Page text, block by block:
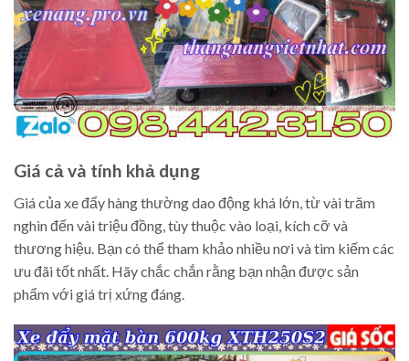
Giá cả và tính khả dụng
Giá của xe đẩy hàng thường dao động khá lớn, từ vài trăm
nghìn đến vài triệu đồng, tùy thuộc vào loại, kích cỡ và
thương hiệu. Bạn có thể tham khảo nhiều nơi và tìm kiếm các
ưu đãi tốt nhất. Hãy chắc chắn rằng bạn nhận được sản
phẩm với giá trị xứng đáng.